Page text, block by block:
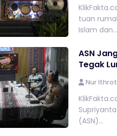
tuan
Islam dan...
ASN
Tegak
Nur
(ASN)...